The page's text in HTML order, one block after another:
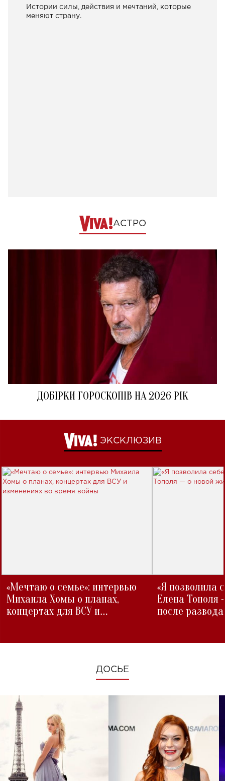
Истории силы, действия и мечтаний, которые
меняют страну.
АСТРО
ДОБІРКИ ГОРОСКОПІВ НА 2026 РІК
ЭКСКЛЮЗИВ
«Мечтаю о семье»: интервью
Михаила Хомы о планах,
концертах для ВСУ и
«Я позволила
Елена Тополя
после развода
ДОСЬЕ